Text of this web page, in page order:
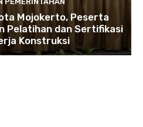
Mojokerto, Peserta
Pelatihan dan Sertifikasi
Konstruksi